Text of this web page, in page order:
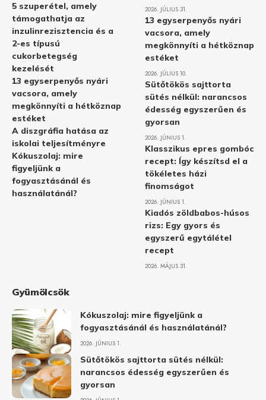
5 szuperétel, amely
támogathatja az
inzulinrezisztencia és a
2-es típusú
cukorbetegség
kezelését
13 egyserpenyős nyári
vacsora, amely
megkönnyíti a hétköznap
estéket
A diszgráfia hatása az
iskolai teljesítményre
Kókuszolaj: mire
figyeljünk a
fogyasztásánál és
használatánál?
2026. JÚLIUS 31.
13 egyserpenyős nyári
vacsora, amely
megkönnyíti a hétköznap
estéket
2026. JÚLIUS 10.
Sütőtökös sajttorta
sütés nélkül: narancsos
édesség egyszerűen és
gyorsan
2026. JÚNIUS 1.
Klasszikus epres gombóc
recept: Így készítsd el a
tökéletes házi
finomságot
2026. JÚNIUS 1.
Kiadós zöldbabos-húsos
rizs: Egy gyors és
egyszerű egytálétel
recept
2026. MÁJUS 31.
Gyümölcsök
Kókuszolaj: mire figyeljünk a
fogyasztásánál és használatánál?
2026. JÚNIUS 1.
Sütőtökös sajttorta sütés nélkül:
narancsos édesség egyszerűen és
gyorsan